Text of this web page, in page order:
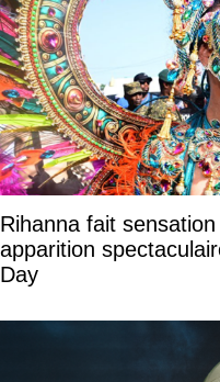
Rihanna fait
apparition
Day